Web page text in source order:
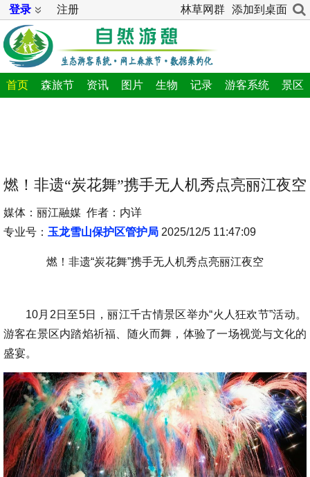
登录 注册 林草网群 添加到桌面
首页 森旅节 资讯 图片 生物 记录 游客系统 景区
燃！非遗“炭花舞”携手无人机秀点亮丽江夜空
媒体：丽江融媒 作者：内详
专业号： 玉龙雪山保护区管护局 2025/12/5 11:47:09
燃！非遗“炭花舞”携手无人机秀点亮丽江夜空
10月2日至5日，丽江千古情景区举办“火人狂欢节”活动。
游客在景区内踏焰祈福、随火而舞，体验了一场视觉与文化的
盛宴。